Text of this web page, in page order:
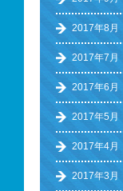
2017年8月
2017年7月
2017年6月
2017年5月
2017年4月
2017年3月